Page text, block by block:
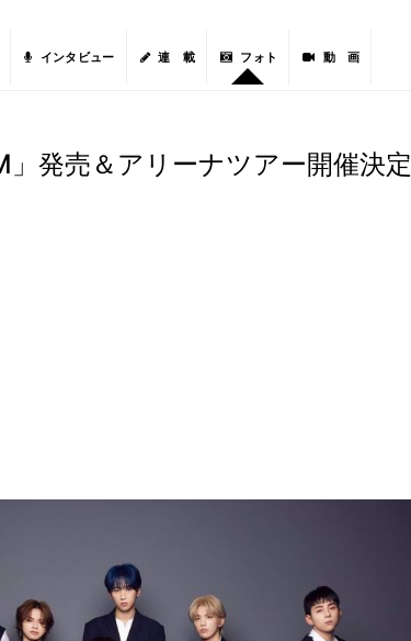
インタビュー 連 載 フォト 動 画
」発売＆アリーナツアー開催決定